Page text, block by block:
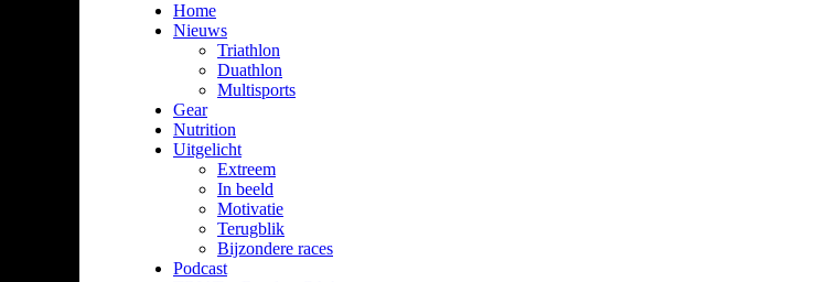
Home
Nieuws
Triathlon
Duathlon
Multisports
Gear
Nutrition
Uitgelicht
Extreem
In beeld
Motivatie
Terugblik
Bijzondere races
Podcast